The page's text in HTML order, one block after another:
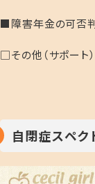
■障害年金の可否
□その他（サポート）
自閉症スペク